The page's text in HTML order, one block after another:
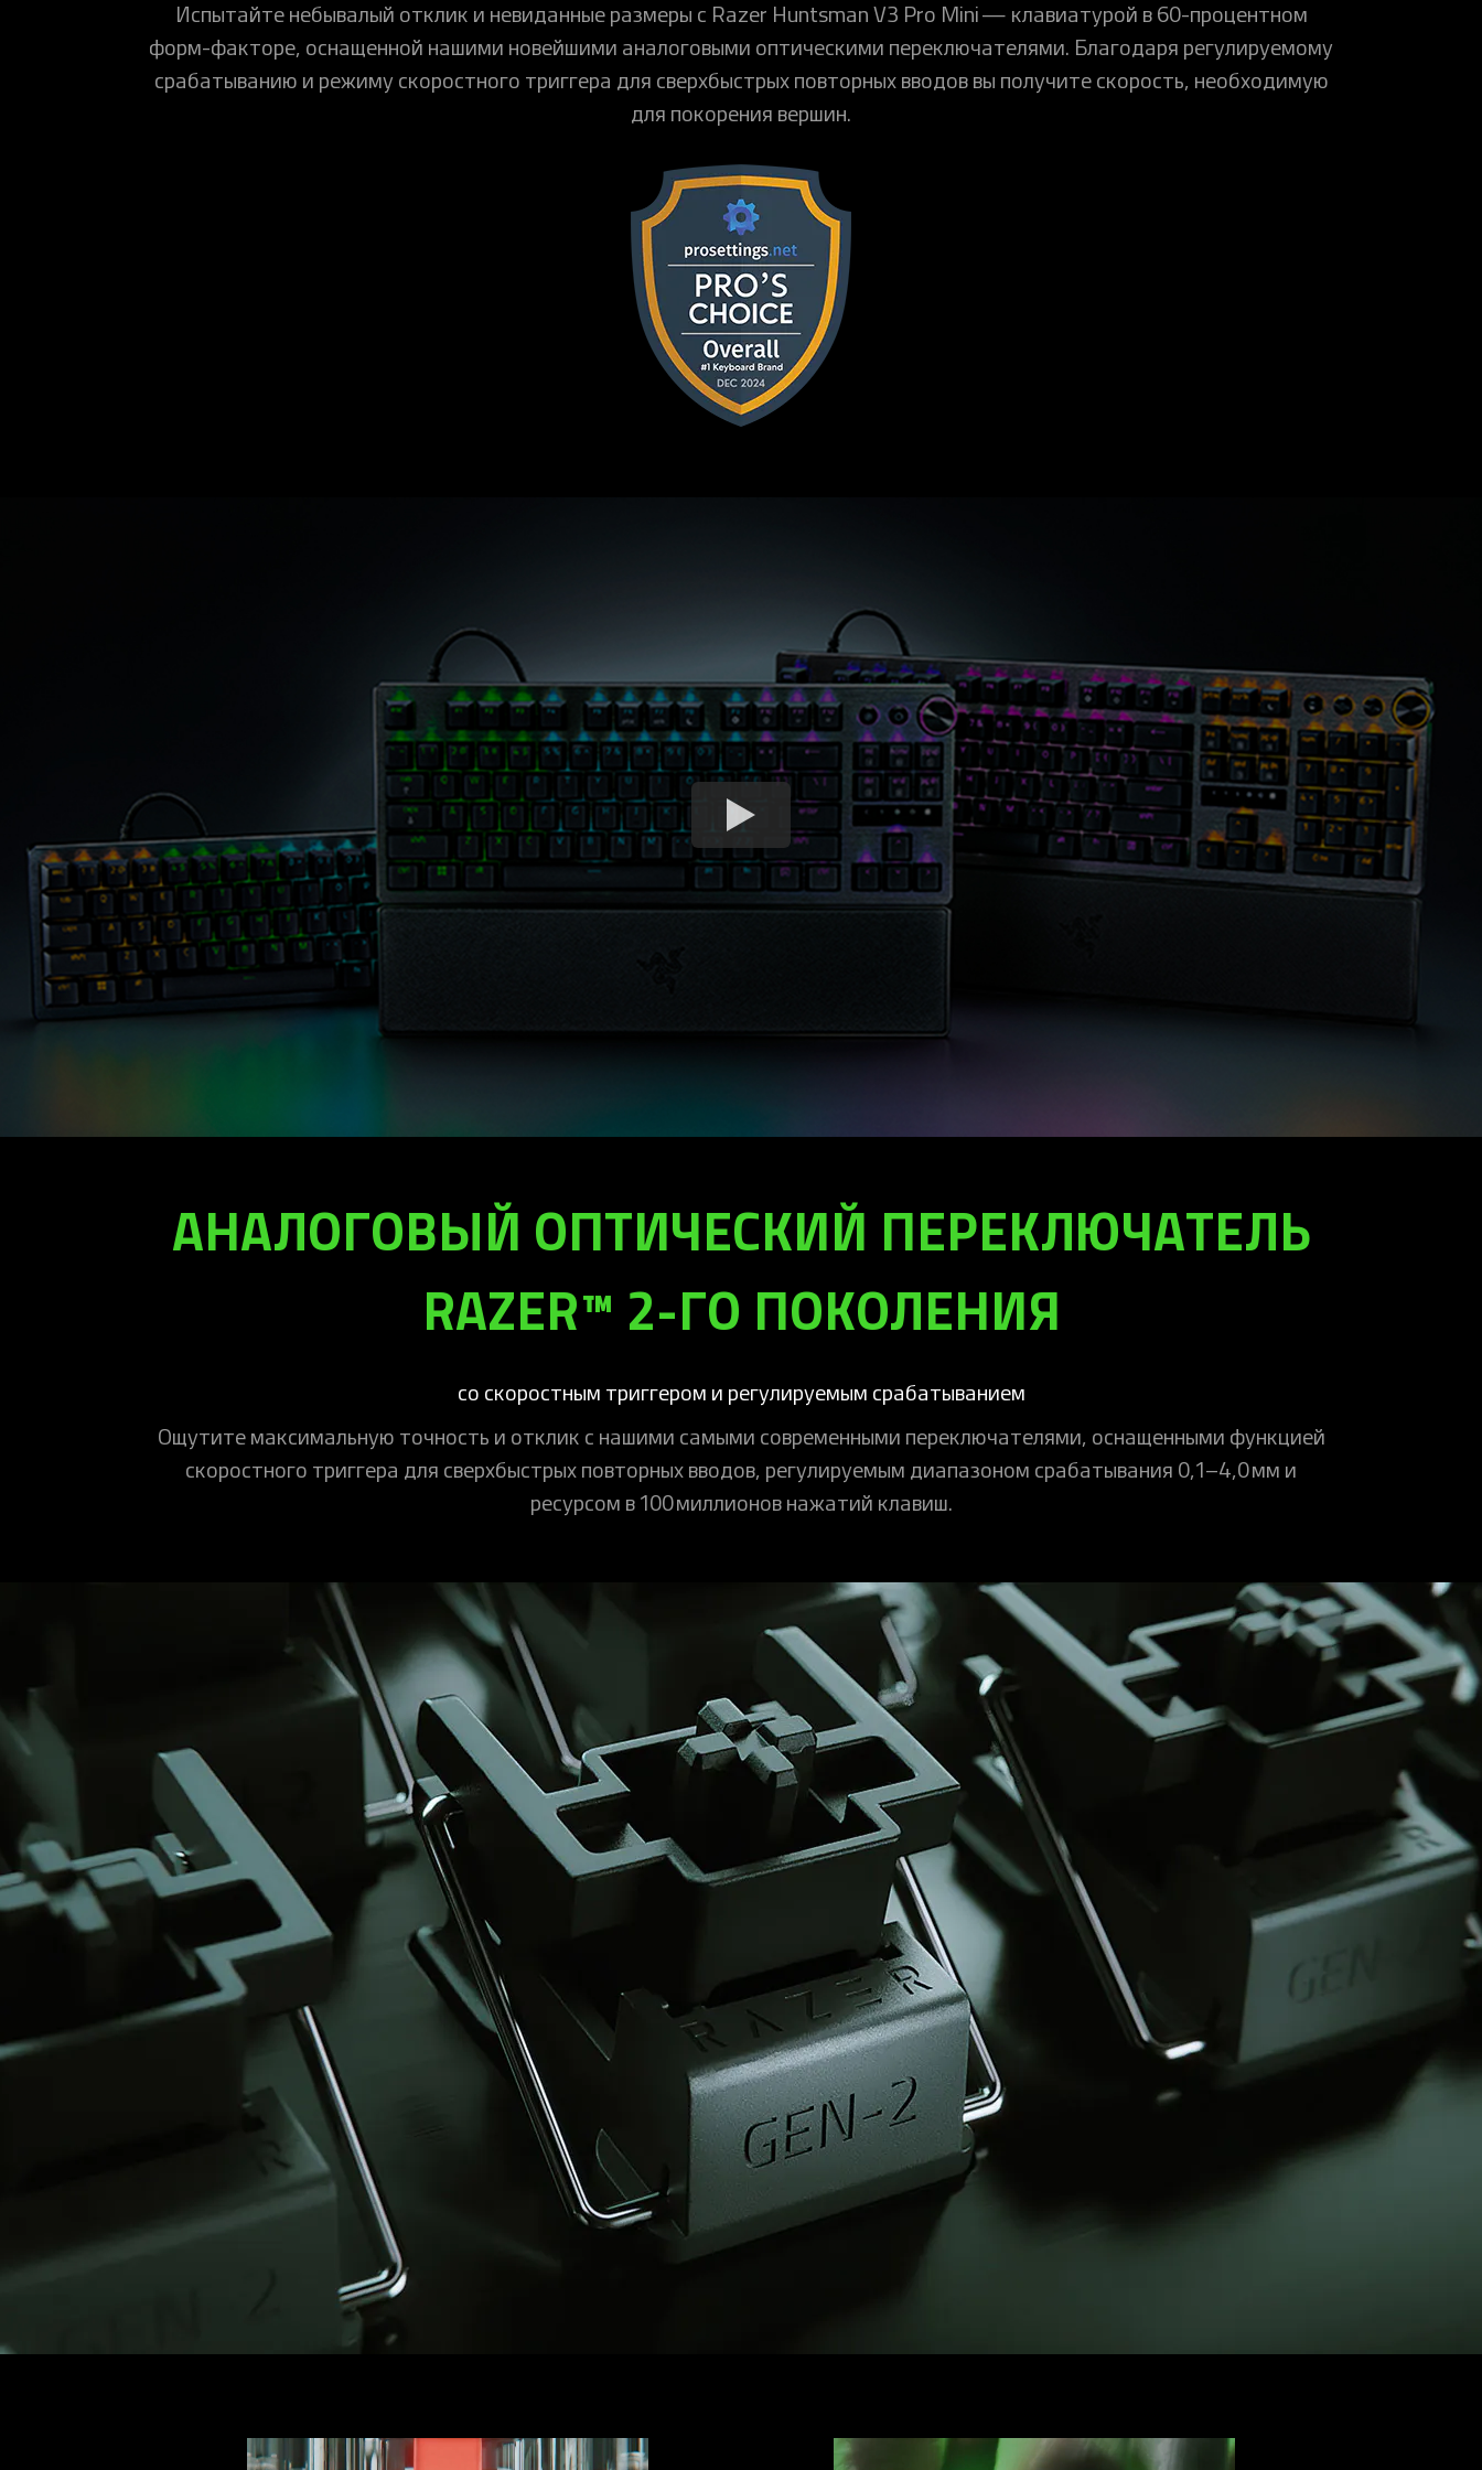
Испытайте небывалый отклик и невиданные размеры с Razer Huntsman V3 Pro Mini — клавиатурой в 60-процентном
форм-факторе, оснащенной нашими новейшими аналоговыми оптическими переключателями. Благодаря регулируемому
срабатыванию и режиму скоростного триггера для сверхбыстрых повторных вводов вы получите скорость, необходимую
для покорения вершин.
АНАЛОГОВЫЙ ОПТИЧЕСКИЙ ПЕРЕКЛЮЧАТЕЛЬ
RAZER™ 2-ГО ПОКОЛЕНИЯ
со скоростным триггером и регулируемым срабатыванием
Ощутите максимальную точность и отклик с нашими самыми современными переключателями, оснащенными функцией
скоростного триггера для сверхбыстрых повторных вводов, регулируемым диапазоном срабатывания 0,1–4,0 мм и
ресурсом в 100 миллионов нажатий клавиш.